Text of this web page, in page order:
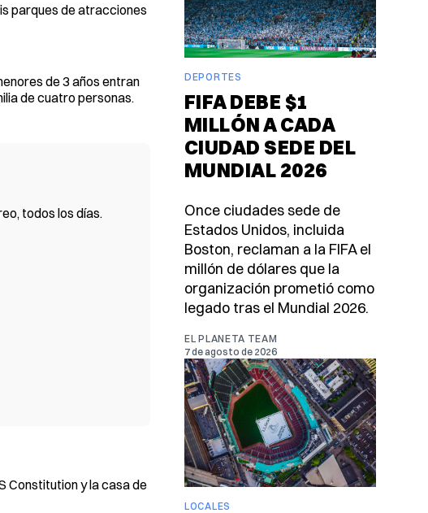
parques de atracciones
de 3 años entran
de cuatro personas.
todos los días.
Constitution y la casa de
DEPORTES
FIFA DEBE $1
MILLÓN A CADA
CIUDAD SEDE DEL
MUNDIAL 2026
Once ciudades sede de
Estados Unidos, incluida
Boston, reclaman a la FIFA el
millón de dólares que la
organización prometió como
legado tras el Mundial 2026.
EL PLANETA TEAM
7 de agosto de 2026
LOCALES